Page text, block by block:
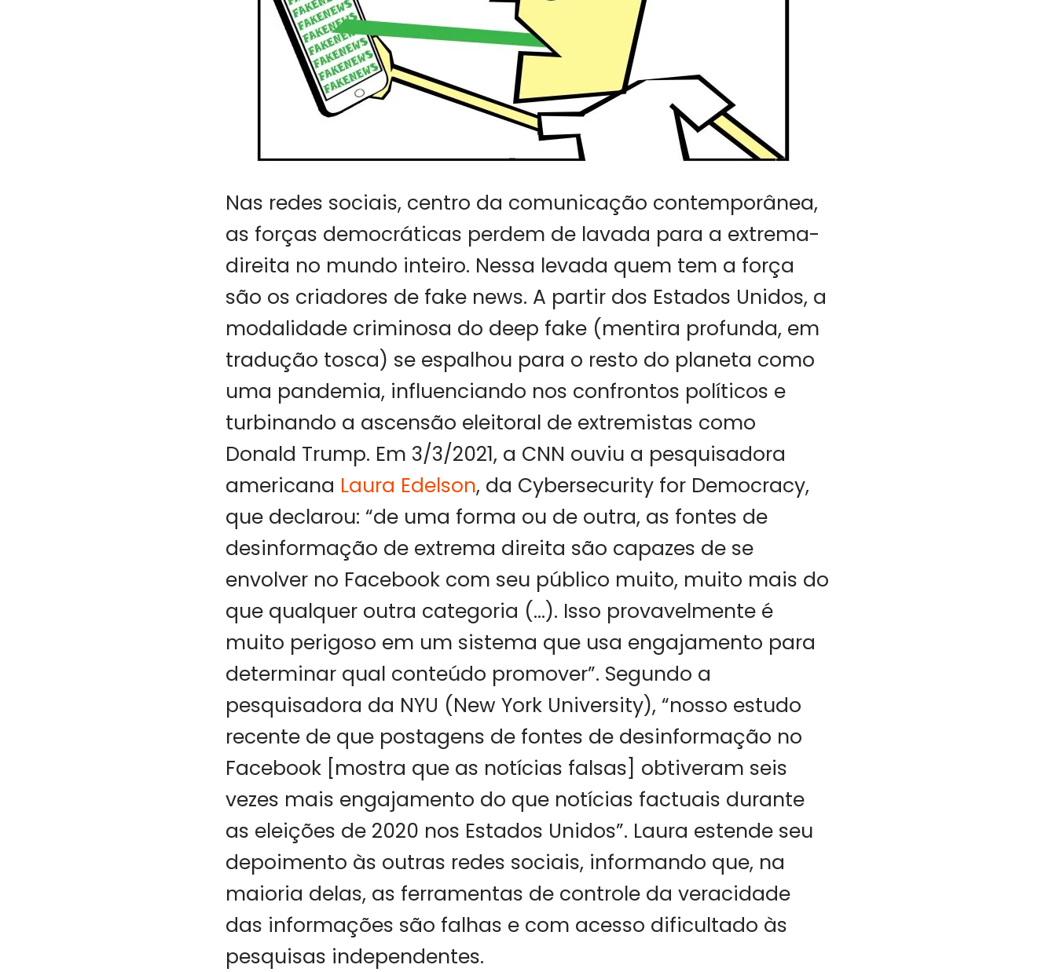
Nas redes sociais, centro da comunicação contemporânea,
as forças democráticas perdem de lavada para a extrema-
direita no mundo inteiro. Nessa levada quem tem a força
são os criadores de fake news. A partir dos Estados Unidos, a
modalidade criminosa do deep fake (mentira profunda, em
tradução tosca) se espalhou para o resto do planeta como
uma pandemia, influenciando nos confrontos políticos e
turbinando a ascensão eleitoral de extremistas como
Donald Trump. Em 3/3/2021, a CNN ouviu a pesquisadora
americana Laura Edelson, da Cybersecurity for Democracy,
que declarou: “de uma forma ou de outra, as fontes de
desinformação de extrema direita são capazes de se
envolver no Facebook com seu público muito, muito mais do
que qualquer outra categoria (…). Isso provavelmente é
muito perigoso em um sistema que usa engajamento para
determinar qual conteúdo promover”. Segundo a
pesquisadora da NYU (New York University), “nosso estudo
recente de que postagens de fontes de desinformação no
Facebook [mostra que as notícias falsas] obtiveram seis
vezes mais engajamento do que notícias factuais durante
as eleições de 2020 nos Estados Unidos”. Laura estende seu
depoimento às outras redes sociais, informando que, na
maioria delas, as ferramentas de controle da veracidade
das informações são falhas e com acesso dificultado às
pesquisas independentes.